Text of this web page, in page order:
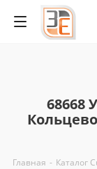
68668
Главная - Каталог